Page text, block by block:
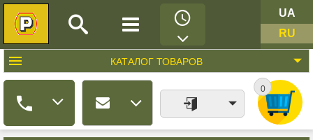
UA
RU
КАТАЛОГ ТОВАРОВ
0